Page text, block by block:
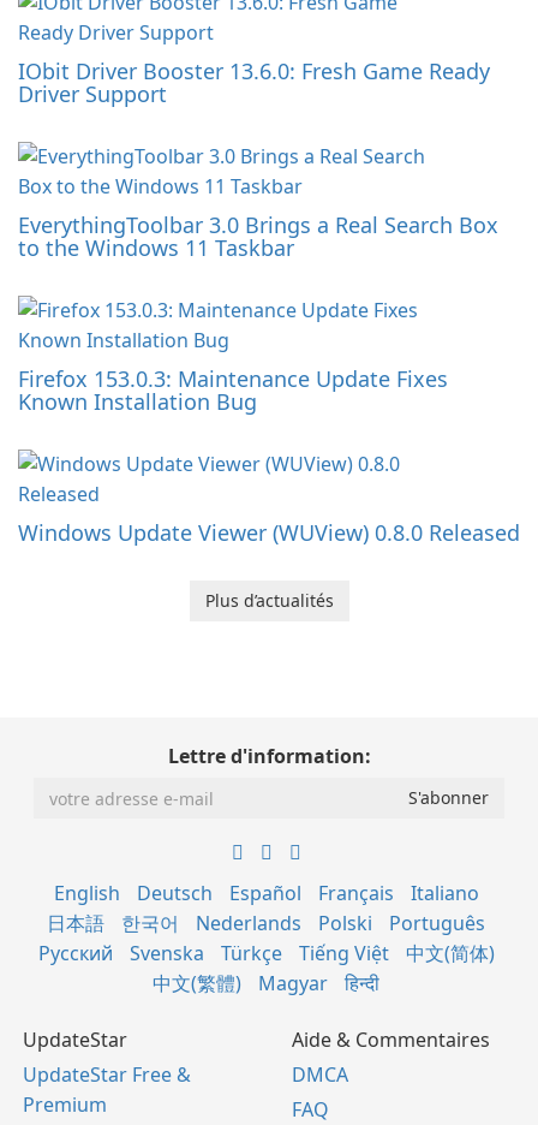
IObit Driver Booster 13.6.0: Fresh Game Ready
Driver Support
EverythingToolbar 3.0 Brings a Real Search Box
to the Windows 11 Taskbar
Firefox 153.0.3: Maintenance Update Fixes
Known Installation Bug
Windows Update Viewer (WUView) 0.8.0 Released
Plus d’actualités
Lettre d'information:
English Deutsch Español Français
Italiano
日本語
한국어 Nederlands Polski
Português
Русский
Svenska Türkçe Tiếng Việt
中文(简体)
中文(繁體)
Magyar हिन्दी
UpdateStar
UpdateStar Free &
Premium
Aide & Commentaires
DMCA
FAQ